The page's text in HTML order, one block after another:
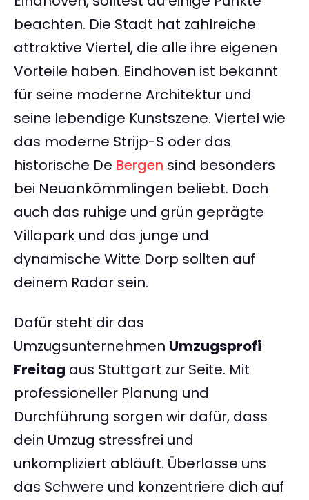
beachten. Die Stadt hat zahlreiche
attraktive Viertel, die alle ihre eigenen
Vorteile haben. Eindhoven ist bekannt
für seine moderne Architektur und
seine lebendige Kunstszene. Viertel wie
das moderne Strijp-S oder das
historische De Bergen sind besonders
bei Neuankömmlingen beliebt. Doch
auch das ruhige und grün geprägte
Villapark und das junge und
dynamische Witte Dorp sollten auf
deinem Radar sein.
Dafür steht dir das
Umzugsunternehmen Umzugsprofi
Freitag aus Stuttgart zur Seite. Mit
professioneller Planung und
Durchführung sorgen wir dafür, dass
dein Umzug stressfrei und
unkompliziert abläuft. Überlasse uns
das Schwere und konzentriere dich auf